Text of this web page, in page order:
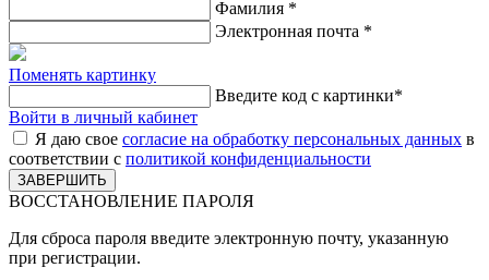
Фамилия *
Электронная почта *
Поменять картинку
Введите код с картинки*
Войти в личный кабинет
Я даю свое согласие на обработку персональных данных в
соответствии с политикой конфиденциальности
ВОССТАНОВЛЕНИЕ ПАРОЛЯ
Для сброса пароля введите электронную почту, указанную
при регистрации.